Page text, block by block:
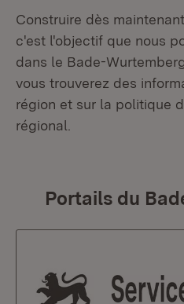
Construire dès
c'est l'objectif que nous
dans le Bade-
vous trouverez des
région et sur la politique
régional.
Portails du